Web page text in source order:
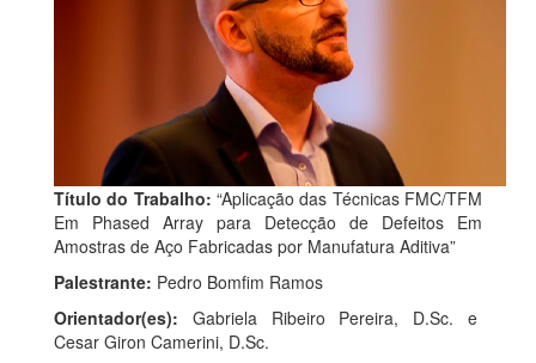
Título do Trabalho: “Aplicação das Técnicas FMC/TFM
Em Phased Array para Detecção de Defeitos Em
Amostras de Aço Fabricadas por Manufatura Aditiva”
Palestrante: Pedro Bomfim Ramos
Orientador(es): Gabriela Ribeiro Pereira, D.Sc. e
Cesar Giron Camerini, D.Sc.